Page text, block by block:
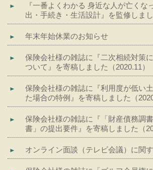
『一番よくわかる 身近な人が亡くな
出・手続き・生活設計』を監修しま
年末年始休業のお知らせ
保険会社様の雑誌に『二次相続対策
ついて』を寄稿しました（2020.11）
保険会社様の雑誌に『利用度が低い
た場合の特例』を寄稿しました（
保険会社様の雑誌に『「財産債務調
書」の提出要件』を寄稿しました（
オンライン面談（テレビ会議）に関